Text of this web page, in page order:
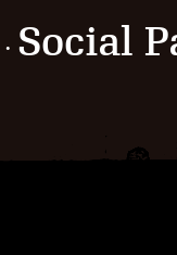
· Social